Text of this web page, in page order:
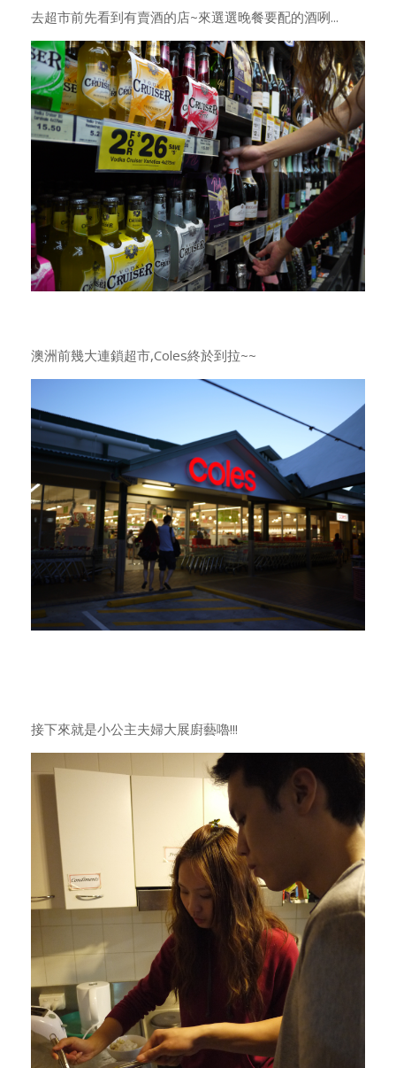
去超市前先看到有賣酒的店~來選選晚餐要配的酒咧...
澳洲前幾大連鎖超市,Coles終於到拉~~
接下來就是小公主夫婦大展廚藝嚕!!!